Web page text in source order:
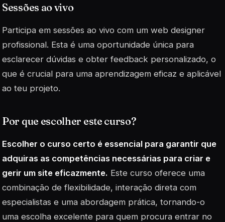
Sessões ao vivo
Participa em sessões ao vivo com um web designer
profissional. Esta é uma oportunidade única para
esclarecer dúvidas e obter feedback personalizado, o
que é crucial para uma aprendizagem eficaz e aplicável
ao teu projeto.
Por que escolher este curso?
Escolher o curso certo é essencial para garantir que
adquiras as competências necessárias para criar e
gerir um site eficazmente. Este curso oferece uma
combinação de flexibilidade, interação direta com
especialistas e uma abordagem prática, tornando-o
uma escolha excelente para quem procura entrar no